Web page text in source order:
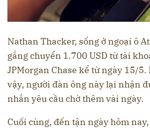
Nathan Thacker, sống ở ngoại ô
gắng chuyển 1.700 USD từ tài
JPMorgan Chase kể từ ngày 15/
vậy, người đàn ông này lại nhận
nhắn yêu cầu chờ thêm vài ngày.
Cuối cùng, đến tận ngày hôm